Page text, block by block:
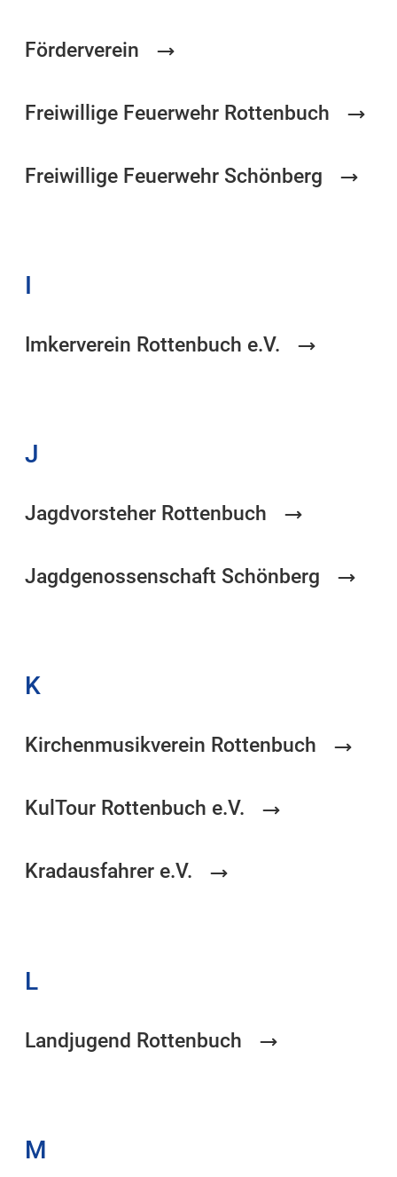
Förderverein
Freiwillige Feuerwehr Rottenbuch
Freiwillige Feuerwehr Schönberg
I
Imkerverein Rottenbuch e.V.
J
Jagdvorsteher Rottenbuch
Jagdgenossenschaft Schönberg
K
Kirchenmusikverein Rottenbuch
KulTour Rottenbuch e.V.
Kradausfahrer e.V.
L
Landjugend Rottenbuch
M